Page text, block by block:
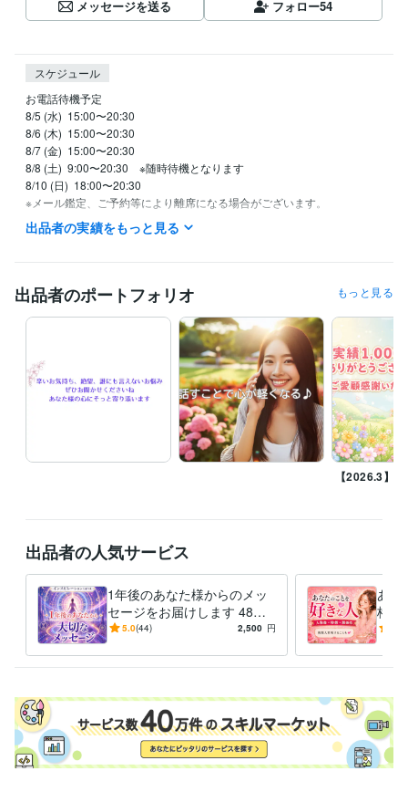
メッセージを送る フォロー54
スケジュール
お電話待機予定
8/5 (水)  15:00〜20:30
8/6 (木)  15:00〜20:30
8/7 (金)  15:00〜20:30
8/8 (土)  9:00〜20:30　※随時待機となります
8/10 (日)  18:00〜20:30
※メール鑑定、ご予約等により離席になる場合がございます。
※深夜帯はお清めのため、お電話の受付をお休みしています。
(テキスト鑑定は24時間受付中です)
→「今すぐ電話」からご利用下さいませ。
☆「離席中」の表示
→ご対応可能な場合もございます。
お気軽にメッセージ頂けますと嬉しいです。
経験職種
人事 / 人材開発・人材育成・研修 経験年数 : 3年
ライフスタイル・その他 / 講師・インストラクター 経験年数 : 10年
ライフスタイル・その他 / カウンセラー・コーチ 経験年数 : 5年
ペライチ:10年Strikingly:0年Excel:15年
Google スプレッドシート:10年Google ドキュメント:10年
PowerPoint:15年Word:15年カラーミーショップ:2年
Microsoft Designer:0年PowerDirector:1年VLLO:2年 Canva:3年
語学力
英語 ビジネスレベル
出品者の実績をもっと見る
出品者のポートフォリオ もっと見る
【2026.3】
出品者の人気サービス
1年後のあなた様からのメッ
セージをお届けします 48時
間以内納品◇3,000字前後◇
5.0(44) 2,500 円
あな
格・
人登